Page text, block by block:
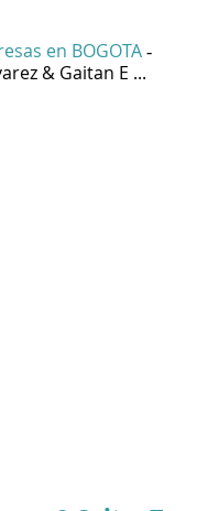
en BOGOTA -
& Gaitan E ...